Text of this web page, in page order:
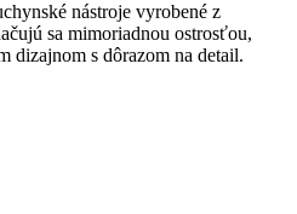
nástroje vyrobené z
sa mimoriadnou ostrosťou,
dizajnom s dôrazom na detail.